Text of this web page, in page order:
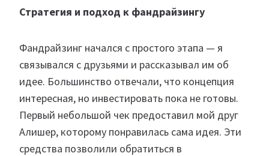
Стратегия и подход к фандрайзингу
Фандрайзинг начался с простого этапа — я
связывался с друзьями и рассказывал им об
идее. Большинство отвечали, что концепция
интересная, но инвестировать пока не готовы.
Первый небольшой чек предоставил мой друг
Алишер, которому понравилась сама идея. Эти
средства позволили обратиться в